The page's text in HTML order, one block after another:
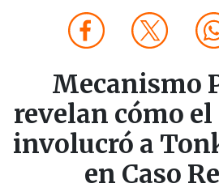
Mecanismo
revelan cómo
involucró a
en Caso